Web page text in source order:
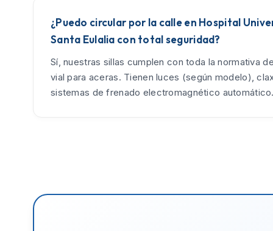
¿Puedo circular por la calle en Hospital
Santa Eulalia con total seguridad?
Sí, nuestras sillas cumplen con toda la normativa
vial para aceras. Tienen luces (según modelo),
sistemas de frenado electromagnético